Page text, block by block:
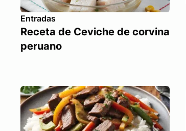
Entradas
Receta de Ceviche de corvina
peruano